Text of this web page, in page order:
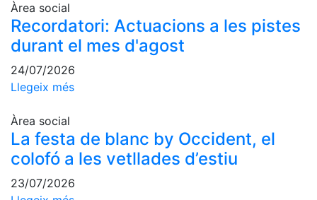
Activitats
Socials
Sortides
culturals
Conferències
Inspirational
Talks
Calendari
Socials
Àrea social
Recordatori: Actuacions a les pistes
durant el mes d'agost
24/07/2026
Llegeix més
Àrea social
La festa de blanc by Occident, el
colofó a les vetllades d’estiu
23/07/2026